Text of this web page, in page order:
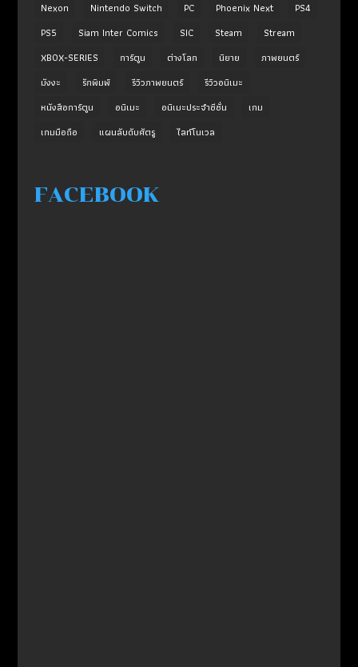
Nexon
Nintendo Switch PC Phoenix Next
PS4
PS5
Siam Inter Comics SIC Steam
Stream
XBOX-SERIES
การ์ตูน ต่างโลก นิยาย
ภาพยนตร์
มังงะ
รักพิมพ์ รีวิวภาพยนตร์
รีวิวอนิเมะ
หนังสือการ์ตูน
อนิเมะ อนิเมะประจำซีซั่น
เกม
เกมมือถือ
แผนลับดับศัตรู ไลท์โนเวล
FACEBOOK